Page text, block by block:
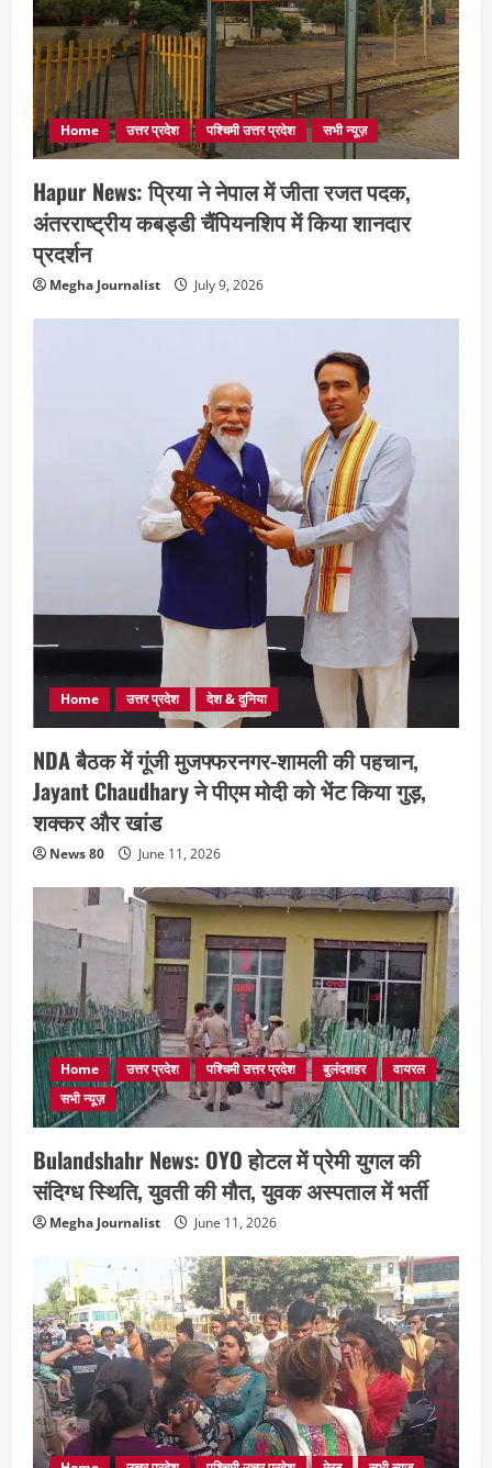
Home उत्तर प्रदेश पश्चिमी उत्तर प्रदेश सभी न्यूज़
Hapur News: प्रिया ने नेपाल में जीता रजत पदक,
अंतरराष्ट्रीय कबड्डी चैंपियनशिप में किया शानदार
प्रदर्शन
Megha Journalist July 9, 2026
Home उत्तर प्रदेश देश & दुनिया
NDA बैठक में गूंजी मुजफ्फरनगर-शामली की पहचान,
Jayant Chaudhary ने पीएम मोदी को भेंट किया गुड़,
शक्कर और खांड
News 80 June 11, 2026
Home उत्तर प्रदेश पश्चिमी उत्तर प्रदेश बुलंदशहर
वायरल
सभी न्यूज़
Bulandshahr News: OYO होटल में प्रेमी युगल की
संदिग्ध स्थिति, युवती की मौत, युवक अस्पताल में भर्ती
Megha Journalist June 11, 2026